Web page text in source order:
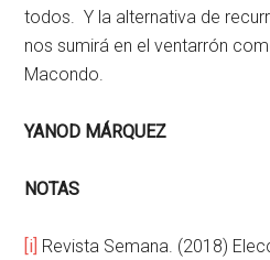
todos. Y la alternativa de
nos sumirá en el ventarrón
Macondo.
YANOD MÁRQUEZ
NOTAS
[i] Revista Semana. (2018)